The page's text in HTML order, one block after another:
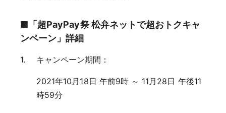
■「超PayPay祭 松弁ネットで超おトクキャ
ンペーン」詳細
キャンペーン期間：
2021年10月18日 午前9時 ～ 11月28日 午後11
時59分